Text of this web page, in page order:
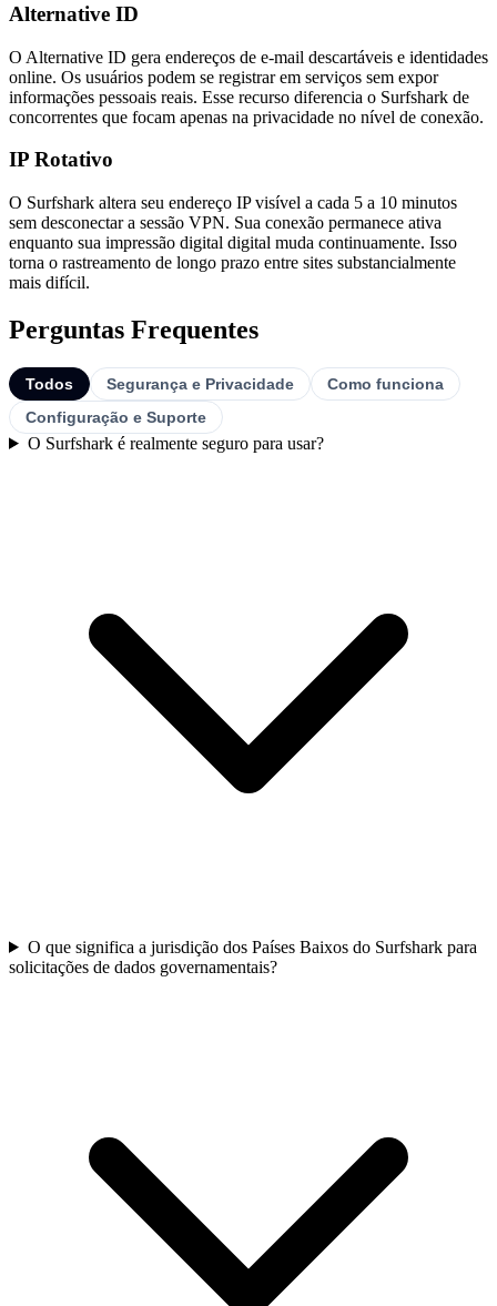
Alternative ID
O Alternative ID gera endereços de e-mail descartáveis e identidades
online. Os usuários podem se registrar em serviços sem expor
informações pessoais reais. Esse recurso diferencia o Surfshark de
concorrentes que focam apenas na privacidade no nível de conexão.
IP Rotativo
O Surfshark altera seu endereço IP visível a cada 5 a 10 minutos
sem desconectar a sessão VPN. Sua conexão permanece ativa
enquanto sua impressão digital digital muda continuamente. Isso
torna o rastreamento de longo prazo entre sites substancialmente
mais difícil.
Perguntas Frequentes
Todos Segurança e Privacidade
Como funciona
Configuração e Suporte
O Surfshark é realmente seguro para usar?
O que significa a jurisdição dos Países Baixos do Surfshark para
solicitações de dados governamentais?